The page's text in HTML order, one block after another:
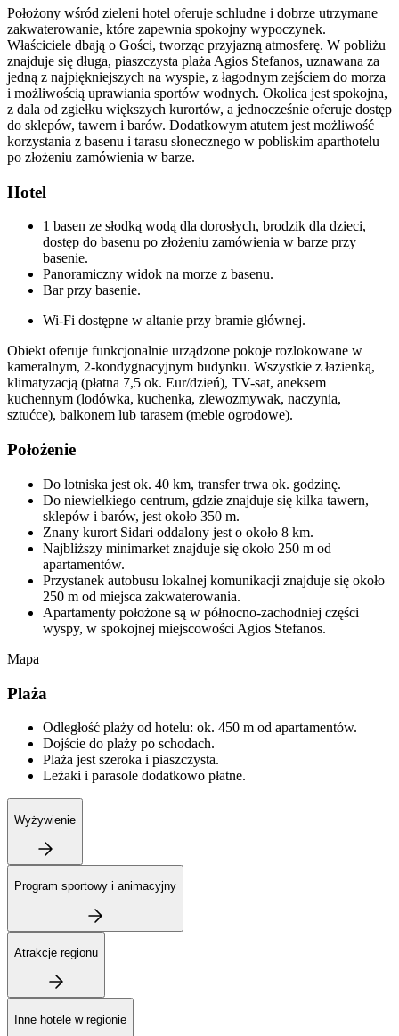
Położony wśród zieleni hotel oferuje schludne i dobrze utrzymane
zakwaterowanie, które zapewnia spokojny wypoczynek.
Właściciele dbają o Gości, tworząc przyjazną atmosferę. W pobliżu
znajduje się długa, piaszczysta plaża Agios Stefanos, uznawana za
jedną z najpiękniejszych na wyspie, z łagodnym zejściem do morza
i możliwością uprawiania sportów wodnych. Okolica jest spokojna,
z dala od zgiełku większych kurortów, a jednocześnie oferuje dostęp
do sklepów, tawern i barów. Dodatkowym atutem jest możliwość
korzystania z basenu i tarasu słonecznego w pobliskim aparthotelu
po złożeniu zamówienia w barze.
Hotel
1 basen ze słodką wodą dla dorosłych, brodzik dla dzieci,
dostęp do basenu po złożeniu zamówienia w barze przy
basenie.
Panoramiczny widok na morze z basenu.
Bar przy basenie.
Wi-Fi dostępne w altanie przy bramie głównej.
Obiekt oferuje funkcjonalnie urządzone pokoje rozlokowane w
kameralnym, 2-kondygnacyjnym budynku. Wszystkie z łazienką,
klimatyzacją (płatna 7,5 ok. Eur/dzień), TV-sat, aneksem
kuchennym (lodówka, kuchenka, zlewozmywak, naczynia,
sztućce), balkonem lub tarasem (meble ogrodowe).
Położenie
Do lotniska jest ok. 40 km, transfer trwa ok. godzinę.
Do niewielkiego centrum, gdzie znajduje się kilka tawern,
sklepów i barów, jest około 350 m.
Znany kurort Sidari oddalony jest o około 8 km.
Najbliższy minimarket znajduje się około 250 m od
apartamentów.
Przystanek autobusu lokalnej komunikacji znajduje się około
250 m od miejsca zakwaterowania.
Apartamenty położone są w północno-zachodniej części
wyspy, w spokojnej miejscowości Agios Stefanos.
Mapa
Plaża
Odległość plaży od hotelu: ok. 450 m od apartamentów.
Dojście do plaży po schodach.
Plaża jest szeroka i piaszczysta.
Leżaki i parasole dodatkowo płatne.
Wyżywienie
Program sportowy i animacyjny
Atrakcje regionu
Inne hotele w regionie